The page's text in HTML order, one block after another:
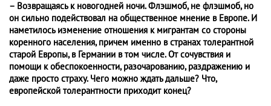
– Возвращаясь к новогодней ночи. Флэшмоб, не флэшмоб, но
он сильно подействовал на общественное мнение в Европе. И
наметилось изменение отношения к мигрантам со стороны
коренного населения, причем именно в странах толерантной
старой Европы, в Германии в том числе. От сочувствия и
помощи к обеспокоенности, разочарованию, раздражению и
даже просто страху. Чего можно ждать дальше? Что,
европейской толерантности приходит конец?